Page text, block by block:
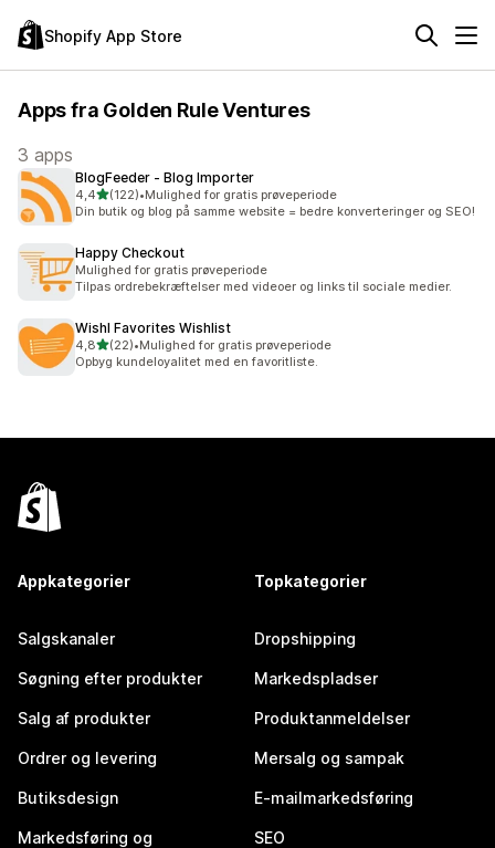
Shopify App Store
Apps fra Golden Rule Ventures
3 apps
BlogFeeder ‑ Blog Importer
4,4ud af 5 stjerner
(122)
122 anmeldelser i alt
•Mulighed for gratis prøveperiode
Din butik og blog på samme website = bedre konverteringer og SEO!
Happy Checkout
Mulighed for gratis prøveperiode
Tilpas ordrebekræftelser med videoer og links til sociale medier.
Wishl Favorites Wishlist
4,8ud af 5 stjerner
(22)
22 anmeldelser i alt
•Mulighed for gratis prøveperiode
Opbyg kundeloyalitet med en favoritliste.
Appkategorier
Salgskanaler
Søgning efter produkter
Salg af produkter
Ordrer og levering
Butiksdesign
Markedsføring og
Topkategorier
Dropshipping
Markedspladser
Produktanmeldelser
Mersalg og sampak
E-mailmarkedsføring
SEO